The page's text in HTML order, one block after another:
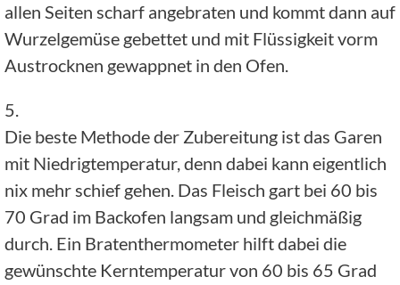
allen Seiten scharf angebraten und kommt dann auf
Wurzelgemüse gebettet und mit Flüssigkeit vorm
Austrocknen gewappnet in den Ofen.
5.
Die beste Methode der Zubereitung ist das Garen
mit Niedrigtemperatur, denn dabei kann eigentlich
nix mehr schief gehen. Das Fleisch gart bei 60 bis
70 Grad im Backofen langsam und gleichmäßig
durch. Ein Bratenthermometer hilft dabei die
gewünschte Kerntemperatur von 60 bis 65 Grad